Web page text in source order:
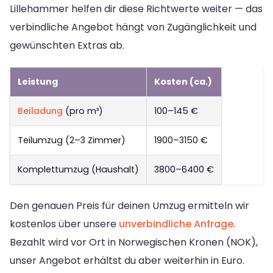
Lillehammer helfen dir diese Richtwerte weiter — das
verbindliche Angebot hängt von Zugänglichkeit und
gewünschten Extras ab.
Leistung Kosten (ca.)
Beiladung (pro m³) 100–145 €
Teilumzug (2–3 Zimmer) 1900–3150 €
Komplettumzug (Haushalt) 3800–6400 €
Den genauen Preis für deinen Umzug ermitteln wir
kostenlos über unsere unverbindliche Anfrage.
Bezahlt wird vor Ort in Norwegischen Kronen (NOK),
unser Angebot erhältst du aber weiterhin in Euro.